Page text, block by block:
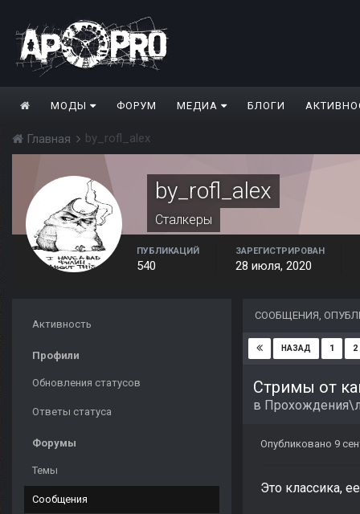
МОДЫ ФОРУМ МЕДИА БЛОГИ
Главная by_rofl_alex
by_rofl_alex
Сталкеры
ПУБЛИКАЦИЙ
540
ЗАРЕГИСТРИРОВАН
28 июля, 2020
Активность
Профили
Обновления статусов
Ответы статуса
Форумы
Темы
Сообщения
СООБЩЕНИЯ,
НАЗАД 1 2
Стримы от
в
Опубликовано 9
Это классика,